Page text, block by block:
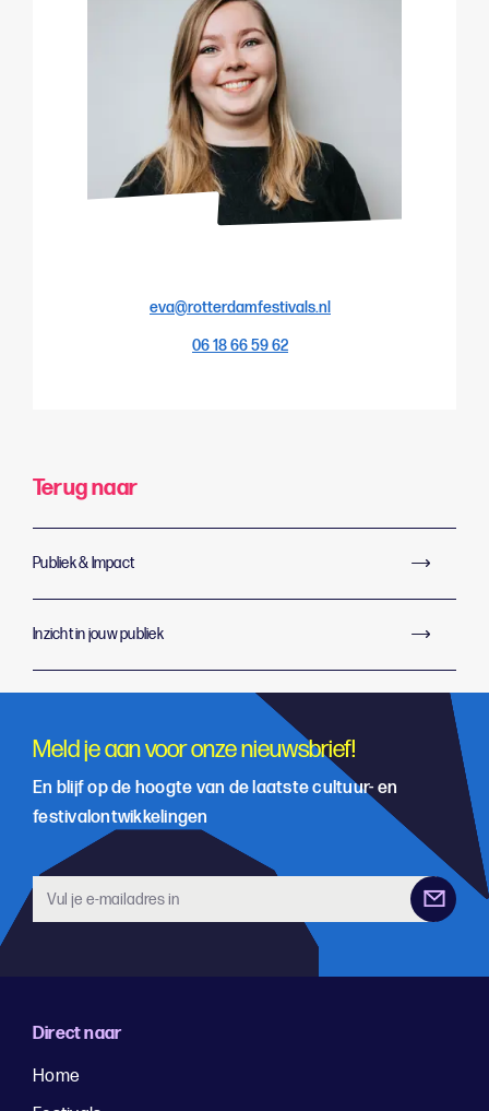
eva@rotterdamfestivals.nl
06 18 66 59 62
Terug naar
Publiek & Impact
Inzicht in jouw publiek
Meld je aan voor onze nieuwsbrief!
En blijf op de hoogte van de laatste cultuur- en
festivalontwikkelingen
Direct naar
Home